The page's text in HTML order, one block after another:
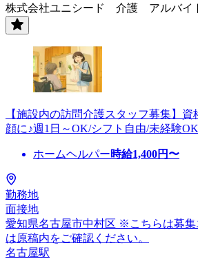
株式会社ユニシード 介護 アルバイ
【施設内の訪問介護スタッフ募集】
顔に♪週1日～OK/シフト自由/未経験OK
ホームヘルパー時給1,400円〜
勤務地
面接地
愛知県名古屋市中村区 ※こちらは募
は原稿内をご確認ください。
名古屋駅